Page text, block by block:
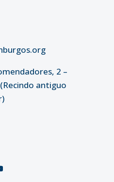
2 –
antiguo